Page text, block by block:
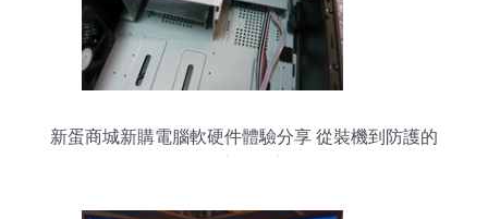
新蛋商城新購電腦軟硬件體驗分享 從裝機到防護的